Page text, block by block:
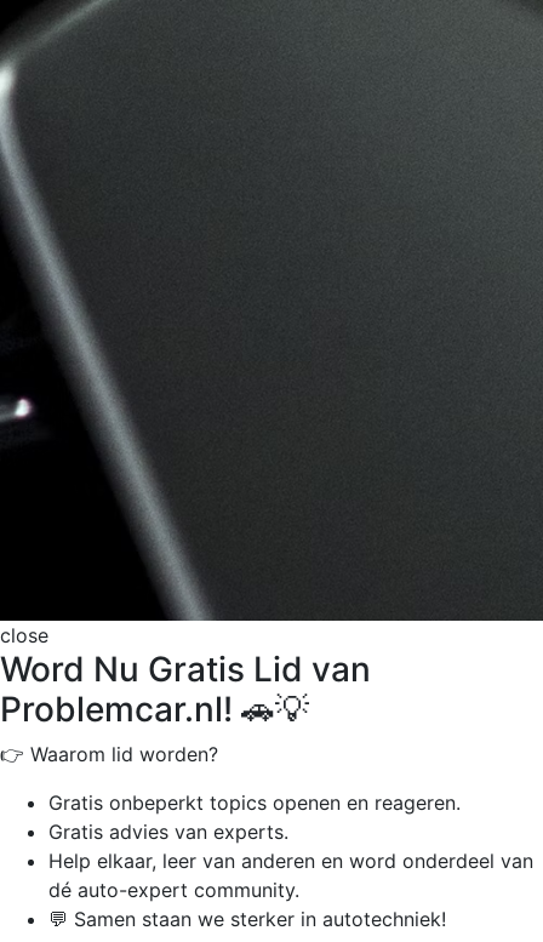
close
Word Nu Gratis Lid van
Problemcar.nl! 🚗💡
👉 Waarom lid worden?
Gratis onbeperkt topics openen en reageren.
Gratis advies van experts.
Help elkaar, leer van anderen en word onderdeel van
dé auto-expert community.
💬 Samen staan we sterker in autotechniek!